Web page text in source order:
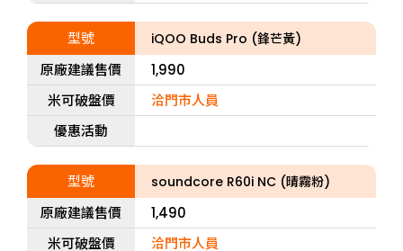
型號 iQOO Buds Pro (鋒芒黃)
原廠建議售價
1,990
米可破盤價
洽門市人員
優惠活動
型號 soundcore R60i NC (晴霧粉)
原廠建議售價
1,490
米可破盤價
洽門市人員